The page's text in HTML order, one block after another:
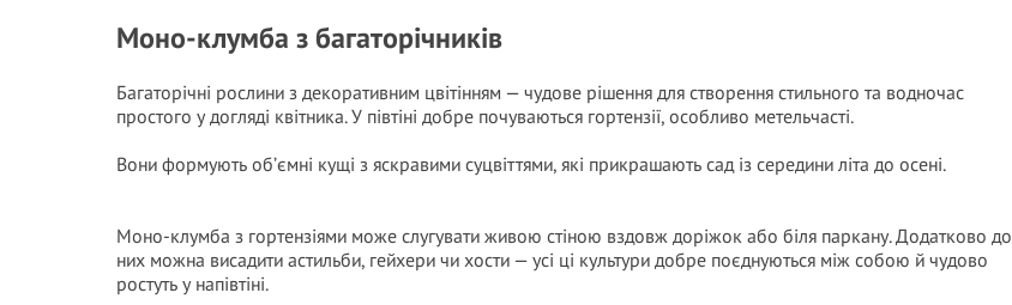
Моно-клумба з багаторічників
Багаторічні рослини з декоративним цвітінням — чудове рішення для створення стильного та водночас
простого у догляді квітника. У півтіні добре почуваються гортензії, особливо метельчасті.
Вони формують об’ємні кущі з яскравими суцвіттями, які прикрашають сад із середини літа до осені.
Моно-клумба з гортензіями може слугувати живою стіною вздовж доріжок або біля паркану. Додатково до
них можна висадити астильби, гейхери чи хости — усі ці культури добре поєднуються між собою й чудово
ростуть у напівтіні.